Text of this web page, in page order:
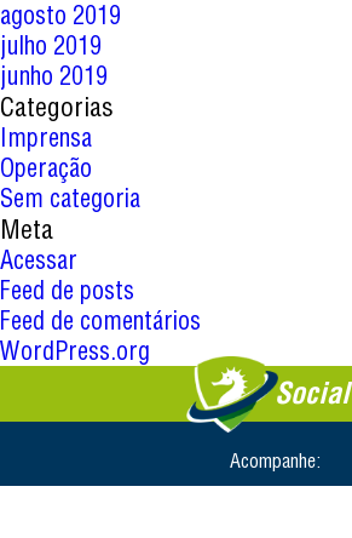
agosto 2019
julho 2019
junho 2019
Categorias
Imprensa
Operação
Sem categoria
Meta
Acessar
Feed de posts
Feed de comentários
WordPress.org
Acompanhe: